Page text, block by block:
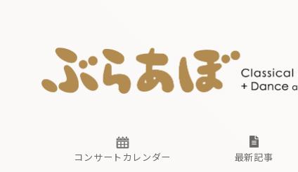
コンサートカレンダー 最新記事
古楽と
無料ラ
あ